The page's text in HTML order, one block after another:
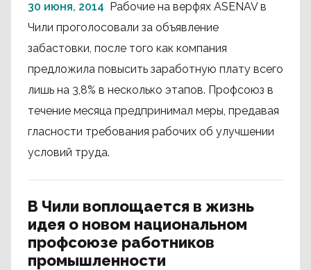
30 июня, 2014 Рабочие на верфях ASENAV в
Чили проголосовали за объявление
забастовки, после того как компания
предложила повысить заработную плату всего
лишь на 3,8% в несколько этапов. Профсоюз в
течение месяца предпринимал меры, предавая
гласности требования рабочих об улучшении
условий труда.
В Чили воплощается в жизнь
идея о новом национальном
профсоюзе работников
промышленности